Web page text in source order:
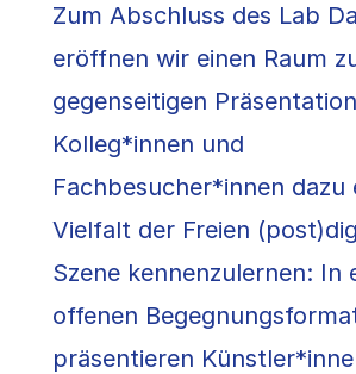
Zum Abschluss des Lab
eröffnen wir einen Raum
gegenseitigen
Kolleg*innen und
Fachbesucher*innen dazu
Vielfalt der Freien
Szene kennenzulernen: In
offenen
präsentieren